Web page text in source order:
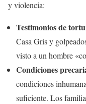
y violencia:
Testimonios de
Casa Gris y
visto a un hombre
Condiciones
condiciones
suficiente. Los